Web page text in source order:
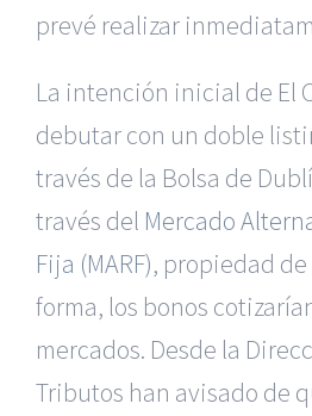
prevé realizar
La intención inicial de El
debutar con un doble
través de la Bolsa de
través del Mercado
Fija (MARF), propiedad de
forma, los bonos
mercados. Desde la
Tributos han avisado de